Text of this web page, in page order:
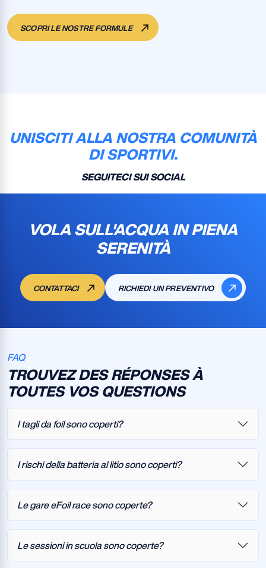
SCOPRI LE NOSTRE FORMULE
UNISCITI ALLA NOSTRA COMUNITÀ
DI SPORTIVI.
SEGUITECI SUI SOCIAL
VOLA SULL'ACQUA IN PIENA
SERENITÀ
CONTATTACI RICHIEDI UN PREVENTIVO
FAQ
TROUVEZ DES RÉPONSES À
TOUTES VOS QUESTIONS
I tagli da foil sono coperti?
I rischi della batteria al litio sono coperti?
Le gare eFoil race sono coperte?
Le sessioni in scuola sono coperte?